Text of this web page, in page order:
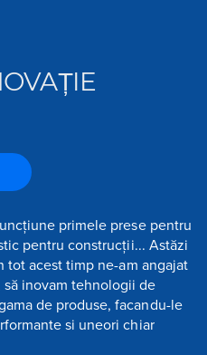
primele prese pentru
pentru construcții... Astăzi
acest timp ne-am angajat
inovam tehnologii de
de produse, facandu-le
si uneori chiar